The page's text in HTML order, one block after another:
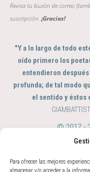
Para ofrecer las mejores
almacenar y/o acceder a la
Revisa tu buzón de correo
suscripción. ¡Gracias!
"Y a lo largo de todo
oído primero los
entendieron
profunda; de tal modo
el sentido y éstos
© 2017 -